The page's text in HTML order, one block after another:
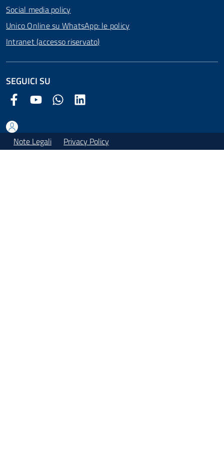
Social media policy
Unico Online su WhatsApp: le policy
Intranet (accesso riservato)
SEGUICI SU
Facebook Comune di Arezzo
Youtube Comune di Arezzo
Twitter Comune di Arezzo
Note Legali Privacy Policy